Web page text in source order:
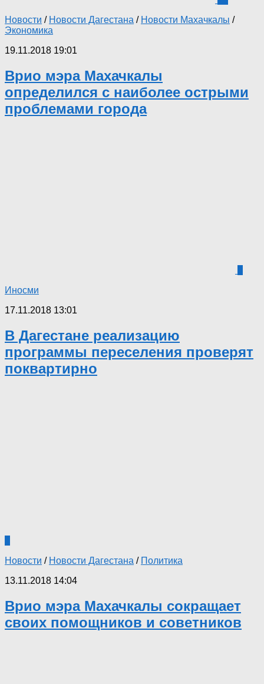
Новости / Новости Дагестана / Новости Махачкалы /
Экономика
19.11.2018 19:01
Врио мэра Махачкалы
определился с наиболее острыми
проблемами города
Иносми
17.11.2018 13:01
В Дагестане реализацию
программы переселения проверят
поквартирно
Новости / Новости Дагестана / Политика
13.11.2018 14:04
Врио мэра Махачкалы сокращает
своих помощников и советников